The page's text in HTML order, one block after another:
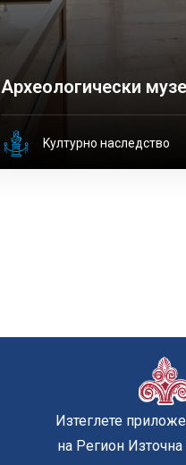
Археологически
Kултурно наследство
Изтеглете
на Регион